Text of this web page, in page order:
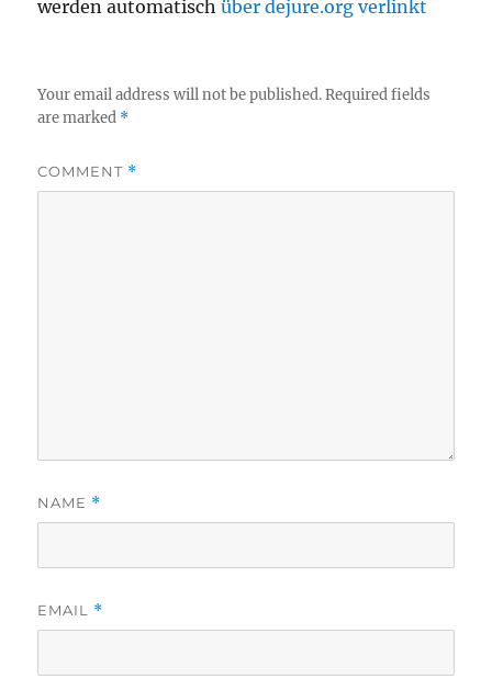
werden automatischüber dejure.org verlinkt
Your email address will not be published. Required fields
are marked *
COMMENT *
NAME *
EMAIL *